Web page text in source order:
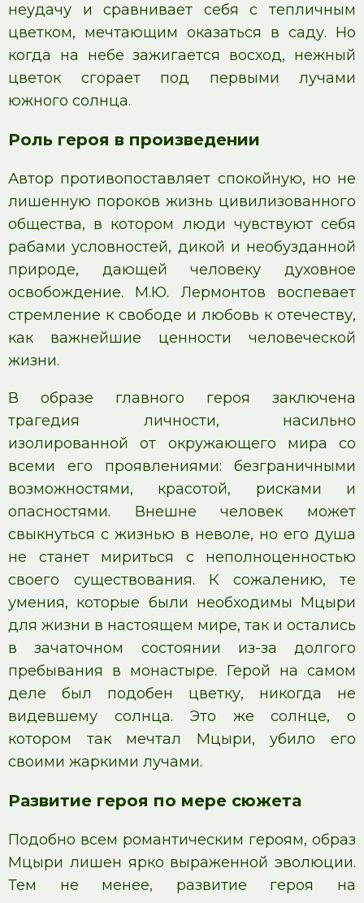
неудачу и сравнивает себя с тепличным
цветком, мечтающим оказаться в саду. Но
когда на небе зажигается восход, нежный
цветок сгорает под первыми лучами
южного солнца.
Роль героя в произведении
Автор противопоставляет спокойную, но не
лишенную пороков жизнь цивилизованного
общества, в котором люди чувствуют себя
рабами условностей, дикой и необузданной
природе, дающей человеку духовное
освобождение. М.Ю. Лермонтов воспевает
стремление к свободе и любовь к отечеству,
как важнейшие ценности человеческой
жизни.
В образе главного героя заключена
трагедия личности, насильно
изолированной от окружающего мира со
всеми его проявлениями: безграничными
возможностями, красотой, рисками и
опасностями. Внешне человек может
свыкнуться с жизнью в неволе, но его душа
не станет мириться с неполноценностью
своего существования. К сожалению, те
умения, которые были необходимы Мцыри
для жизни в настоящем мире, так и остались
в зачаточном состоянии из-за долгого
пребывания в монастыре. Герой на самом
деле был подобен цветку, никогда не
видевшему солнца. Это же солнце, о
котором так мечтал Мцыри, убило его
своими жаркими лучами.
Развитие героя по мере сюжета
Подобно всем романтическим героям, образ
Мцыри лишен ярко выраженной эволюции.
Тем не менее, развитие героя на